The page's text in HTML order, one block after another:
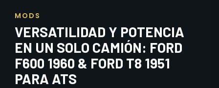
MODS
VERSATILIDAD Y POTENCIA
EN UN SOLO CAMIÓN: FORD
F600 1960 & FORD T8 1951
PARA ATS